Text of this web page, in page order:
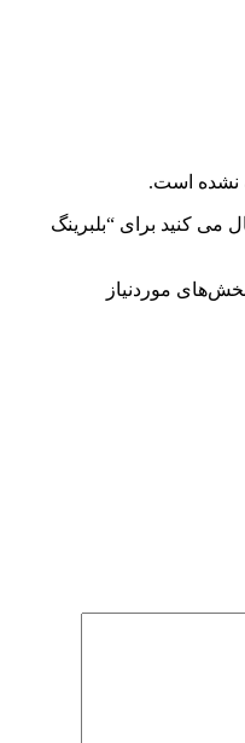
نشده است.
می کنید برای “بلبرینگ
موردنیاز